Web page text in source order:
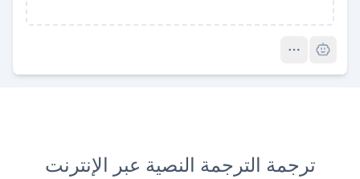
ترجمة الترجمة النصية عبر الإنترنت